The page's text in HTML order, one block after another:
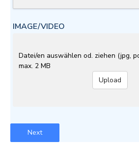
IMAGE/VIDEO
Datei/en auswählen od. ziehen (jpg,
max. 2 MB
Upload
Next